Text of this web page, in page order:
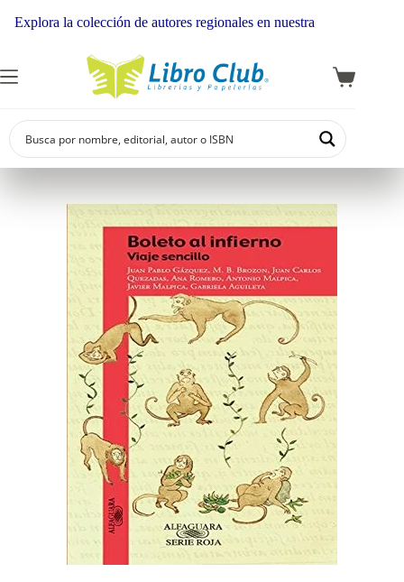
la colección de autores regionales en nuestra librería